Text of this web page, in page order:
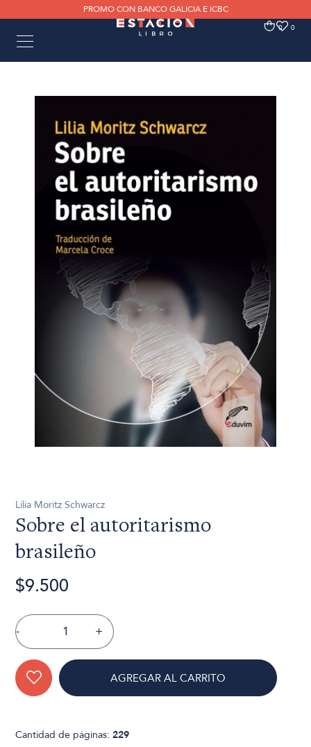
PROMO CON BANCO GALICIA E ICBC
0 0
Lilia Moritz Schwarcz
Sobre el autoritarismo
brasileño
$9.500
- +
AGREGAR AL CARRITO
Cantidad de páginas:229